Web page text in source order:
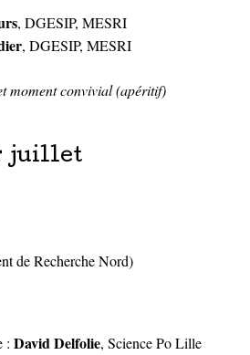
, DGESIP, MESRI
, DGESIP, MESRI
moment convivial (apéritif)
juillet
de Recherche Nord)
: David Delfolie, Science Po Lille